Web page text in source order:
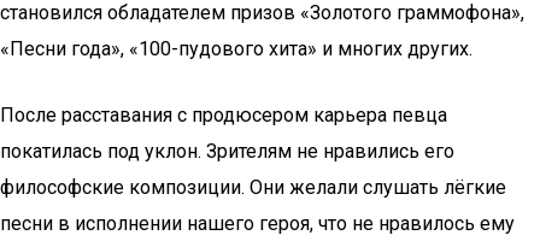
становился обладателем призов «Золотого граммофона»,
«Песни года», «100-пудового хита» и многих других.
После расставания с продюсером карьера певца
покатилась под уклон. Зрителям не нравились его
философские композиции. Они желали слушать лёгкие
песни в исполнении нашего героя, что не нравилось ему